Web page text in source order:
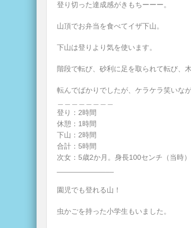
登り切った達成感がきもちーーー。
山頂でお弁当を食べてイザ下山。
下山は登りより気を使います。
階段で転び、砂利に足を取られて転び、
転んでばかりでしたが、ケラケラ笑いな
登り：2時間
休憩：1時間
下山：2時間
合計：5時間
次女：5歳2か月。身長100センチ（当時）
園児でも登れる山！
虫かごを持った小学生もいました。